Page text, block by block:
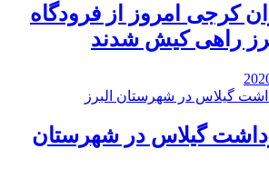
کرجی امروز از فرودگاه
راهی کیش شدند
گیلاس در شهرستان